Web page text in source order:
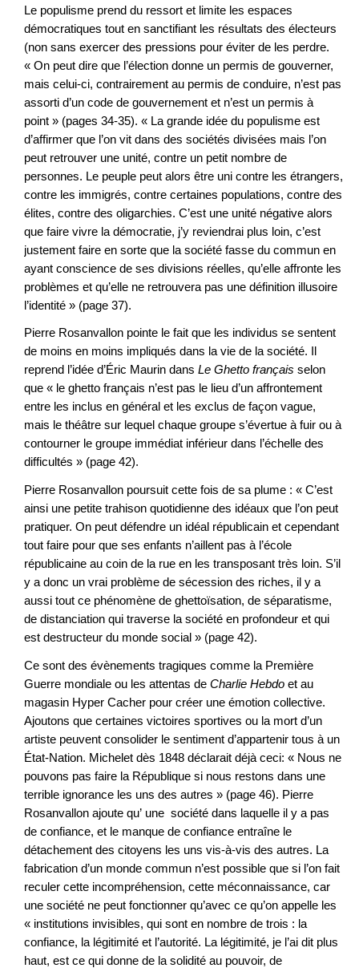
Le populisme prend du ressort et limite les espaces
démocratiques tout en sanctifiant les résultats des électeurs
(non sans exercer des pressions pour éviter de les perdre.
« On peut dire que l’élection donne un permis de gouverner,
mais celui-ci, contrairement au permis de conduire, n’est pas
assorti d’un code de gouvernement et n’est un permis à
point » (pages 34-35). « La grande idée du populisme est
d’affirmer que l’on vit dans des sociétés divisées mais l’on
peut retrouver une unité, contre un petit nombre de
personnes. Le peuple peut alors être uni contre les étrangers,
contre les immigrés, contre certaines populations, contre des
élites, contre des oligarchies. C’est une unité négative alors
que faire vivre la démocratie, j’y reviendrai plus loin, c’est
justement faire en sorte que la société fasse du commun en
ayant conscience de ses divisions réelles, qu’elle affronte les
problèmes et qu’elle ne retrouvera pas une définition illusoire
l’identité » (page 37).
Pierre Rosanvallon pointe le fait que les individus se sentent
de moins en moins impliqués dans la vie de la société. Il
reprend l’idée d’Éric Maurin dans Le Ghetto français selon
que « le ghetto français n’est pas le lieu d’un affrontement
entre les inclus en général et les exclus de façon vague,
mais le théâtre sur lequel chaque groupe s’évertue à fuir ou à
contourner le groupe immédiat inférieur dans l’échelle des
difficultés » (page 42).
Pierre Rosanvallon poursuit cette fois de sa plume : « C’est
ainsi une petite trahison quotidienne des idéaux que l’on peut
pratiquer. On peut défendre un idéal républicain et cependant
tout faire pour que ses enfants n’aillent pas à l’école
républicaine au coin de la rue en les transposant très loin. S’il
y a donc un vrai problème de sécession des riches, il y a
aussi tout ce phénomène de ghettoïsation, de séparatisme,
de distanciation qui traverse la société en profondeur et qui
est destructeur du monde social » (page 42).
Ce sont des évènements tragiques comme la Première
Guerre mondiale ou les attentas de Charlie Hebdo et au
magasin Hyper Cacher pour créer une émotion collective.
Ajoutons que certaines victoires sportives ou la mort d’un
artiste peuvent consolider le sentiment d’appartenir tous à un
État-Nation. Michelet dès 1848 déclarait déjà ceci: « Nous ne
pouvons pas faire la République si nous restons dans une
terrible ignorance les uns des autres » (page 46). Pierre
Rosanvallon ajoute qu’ une société dans laquelle il y a pas
de confiance, et le manque de confiance entraîne le
détachement des citoyens les uns vis-à-vis des autres. La
fabrication d’un monde commun n’est possible que si l’on fait
reculer cette incompréhension, cette méconnaissance, car
une société ne peut fonctionner qu’avec ce qu’on appelle les
« institutions invisibles, qui sont en nombre de trois : la
confiance, la légitimité et l’autorité. La légitimité, je l’ai dit plus
haut, est ce qui donne de la solidité au pouvoir, de